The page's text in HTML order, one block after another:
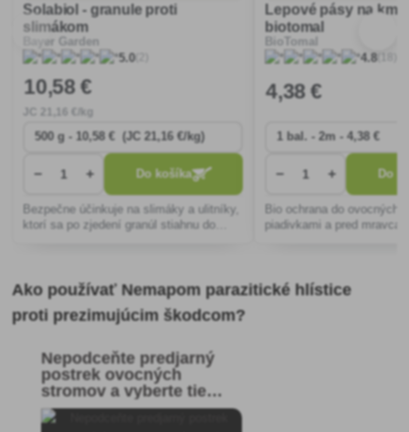
Solabiol - granule proti
slimákom
Bayer Garden
5.0(2)
10,58 €
21 ,16 €/kg
− + Do košíka
Bezpečne účinkuje na slimáky a ulitníky,
ktorí sa po zjedení granúl stiahnu do
Lepové pásy na
biotomal
BioTomal
4.8
4,38 €
− + Do
Bio ochrana do ovocných
piadivkami a pred
Ako používať Nemapom parazitické hlístice
proti prezimujúcim škodcom?
Nepodceňte predjarný
postrek ovocných
stromov a vyberte tie
správne prípravky